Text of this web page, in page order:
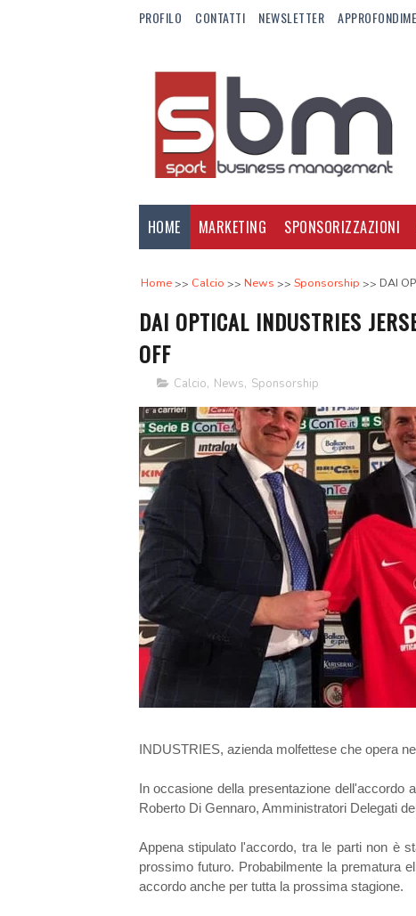
PROFILO CONTATTI NEWSLETTER
HOME MARKETING SPONSORIZZAZIONI
Home Calcio News Sponsorship DAI
DAI OPTICAL INDUSTRIES
OFF
Calcio, News, Sponsorship
INDUSTRIES, azienda molfettese che opera
In occasione della presentazione dell'accordo
Roberto Di Gennaro, Amministratori Delegati
Appena stipulato l'accordo, tra le parti non è
prossimo futuro. Probabilmente la prematura
accordo anche per tutta la prossima stagione.